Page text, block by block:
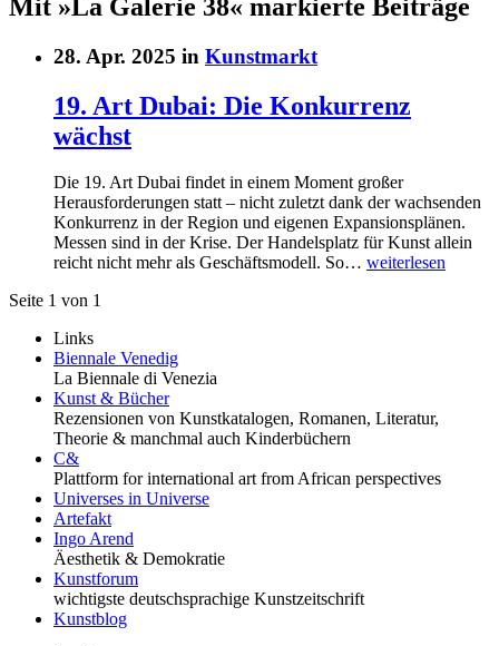
Mit »La Galerie 38« markierte Beiträge
28. Apr. 2025 in Kunstmarkt
19. Art Dubai: Die Konkurrenz
wächst
Die 19. Art Dubai findet in einem Moment großer
Herausforderungen statt – nicht zuletzt dank der wachsenden
Konkurrenz in der Region und eigenen Expansionsplänen.
Messen sind in der Krise. Der Handelsplatz für Kunst allein
reicht nicht mehr als Geschäftsmodell. So… weiterlesen
Seite 1 von 1
Links
Biennale Venedig
La Biennale di Venezia
Kunst & Bücher
Rezensionen von Kunstkatalogen, Romanen, Literatur,
Theorie & manchmal auch Kinderbüchern
C&
Plattform for international art from African perspectives
Universes in Universe
Artefakt
Ingo Arend
Äesthetik & Demokratie
Kunstforum
wichtigste deutschsprachige Kunstzeitschrift
Kunstblog